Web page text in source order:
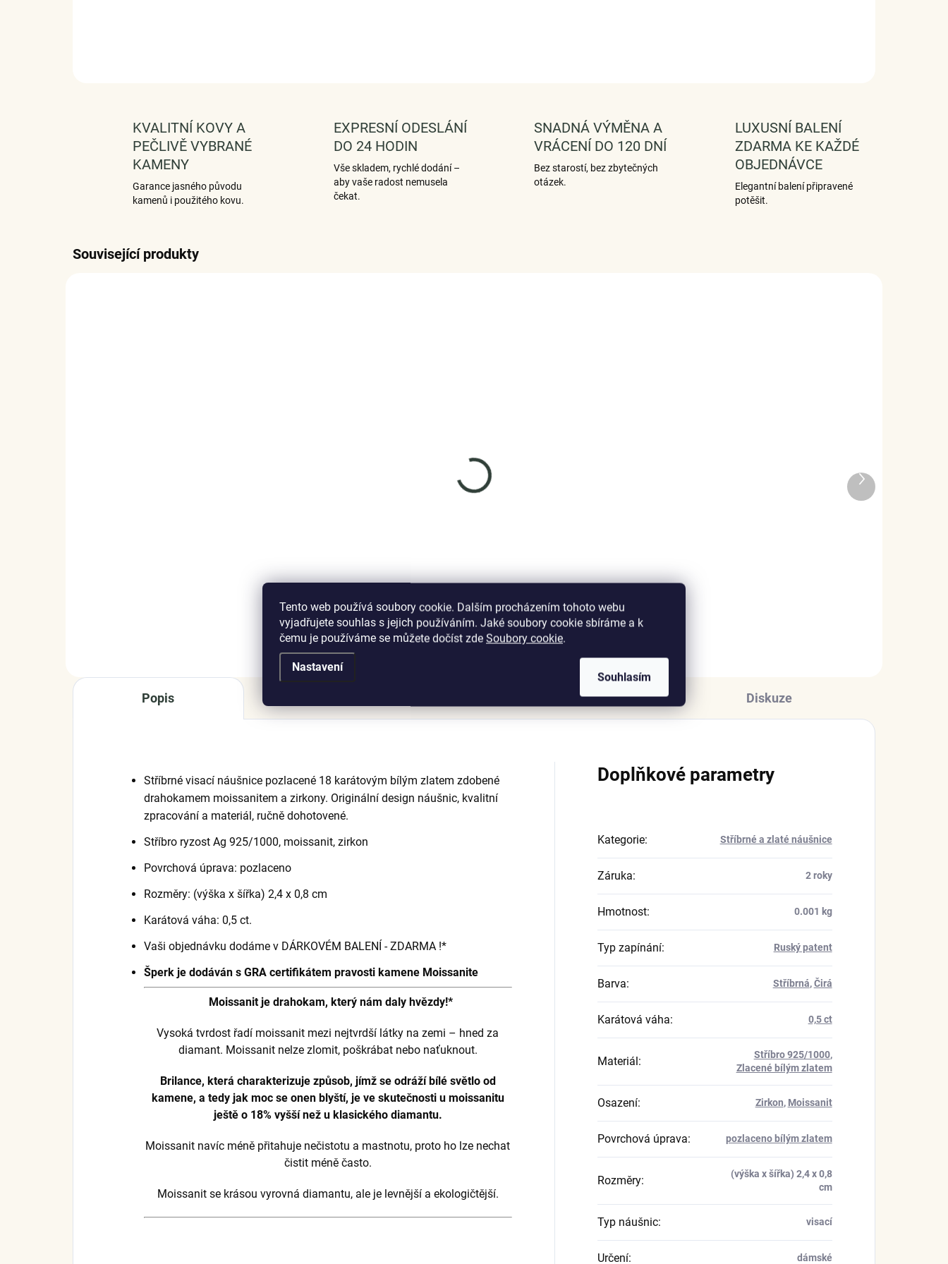
Tento web používá soubory cookie. Dalším procházením tohoto webu
vyjadřujete souhlas s jejich používáním. Jaké soubory cookie sbíráme a k
čemu je používáme se můžete dočíst zde Soubory cookie.
Nastavení
Souhlasím
KVALITNÍ KOVY A
PEČLIVĚ VYBRANÉ
KAMENY
Garance jasného původu
kamenů i použitého kovu.
EXPRESNÍ ODESLÁNÍ
DO 24 HODIN
Vše skladem, rychlé dodání –
aby vaše radost nemusela
čekat.
SNADNÁ VÝMĚNA A
VRÁCENÍ DO 120 DNÍ
Bez starostí, bez zbytečných
otázek.
LUXUSNÍ BALENÍ
ZDARMA KE KAŽDÉ
OBJEDNÁVCE
Elegantní balení připravené
potěšit.
Související produkty
SKLADEM
(2 KS)
Další
produkt
Popis Hodnocení (2) Diskuze
Stříbrné visací náušnice pozlacené 18 karátovým bílým zlatem zdobené
drahokamem moissanitem a zirkony. Originální design náušnic, kvalitní
zpracování a materiál, ručně dohotovené.
Stříbro ryzost Ag 925/1000, moissanit, zirkon
Povrchová úprava: pozlaceno
Rozměry: (výška x šířka) 2,4 x 0,8 cm
Karátová váha: 0,5 ct.
Vaši objednávku dodáme v DÁRKOVÉM BALENÍ - ZDARMA !*
Šperk je dodáván s GRA certifikátem pravosti kamene Moissanite
Moissanit je drahokam, který nám daly hvězdy!*
Vysoká tvrdost řadí moissanit mezi nejtvrdší látky na zemi – hned za
diamant. Moissanit nelze zlomit, poškrábat nebo naťuknout.
Brilance, která charakterizuje způsob, jímž se odráží bílé světlo od
kamene, a tedy jak moc se onen blyští, je ve skutečnosti u moissanitu
ještě o 18% vyšší než u klasického diamantu.
Moissanit navíc méně přitahuje nečistotu a mastnotu, proto ho lze nechat
čistit méně často.
Moissanit se krásou vyrovná diamantu, ale je levnější a ekologičtější.
Doplňkové parametry
Kategorie: Stříbrné a zlaté náušnice
Záruka: 2 roky
Hmotnost: 0.001 kg
Typ zapínání: Ruský patent
Barva: Stříbrná,Čirá
Karátová váha: 0,5 ct
Materiál: Stříbro 925/1000,
Zlacené bílým zlatem
Osazení: Zirkon, Moissanit
Povrchová úprava: pozlaceno bílým zlatem
Rozměry:
(výška x šířka) 2,4 x 0,8
cm
Typ náušnic: visací
Určení: dámské